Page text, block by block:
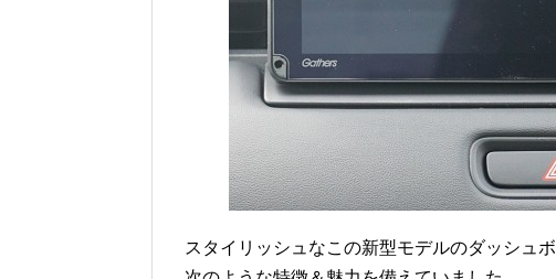
スタイリッシュなこの新型モデルのダッシュ